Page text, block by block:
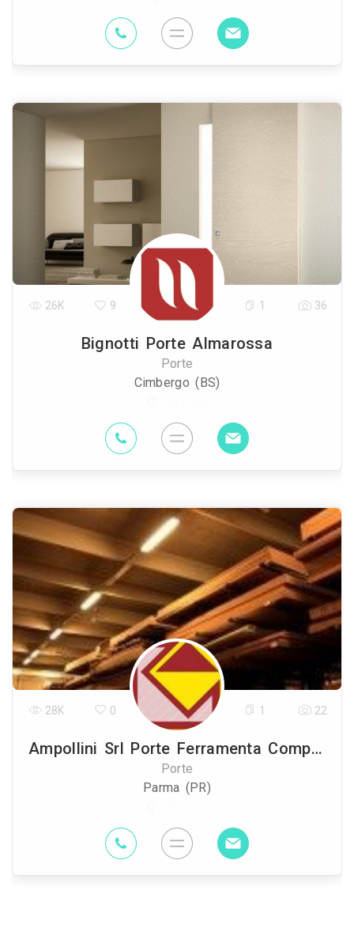
Bignotti Porte Almarossa
Porte
Cimbergo (BS)
26K 9 1 36
Ampollini Srl Porte Ferramenta Compensati
Porte
Parma (PR)
28K 0 1 22